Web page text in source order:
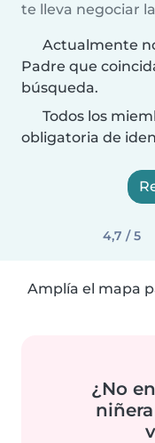
te lleva negociar
Actualmente
Padre que
búsqueda.
Todos los
obligatoria de
4,7 / 5
Amplía el mapa
¿No